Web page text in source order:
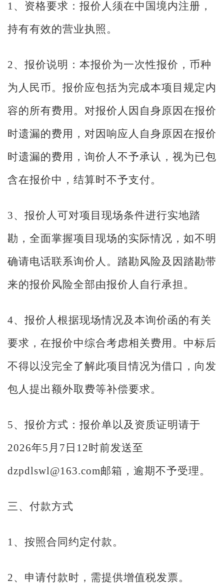
1、资格要求：报价人须在中国境内注册，
持有有效的营业执照。
2、报价说明：本报价为一次性报价，币种
为人民币。报价应包括为完成本项目规定内
容的所有费用。对报价人因自身原因在报价
时遗漏的费用，对因响应人自身原因在报价
时遗漏的费用，询价人不予承认，视为已包
含在报价中，结算时不予支付。
3、报价人可对项目现场条件进行实地踏
勘，全面掌握项目现场的实际情况，如不明
确请电话联系询价人。踏勘风险及因踏勘带
来的报价风险全部由报价人自行承担。
4、报价人根据现场情况及本询价函的有关
要求，在报价中综合考虑相关费用。中标后
不得以没完全了解此项目情况为借口，向发
包人提出额外取费等补偿要求。
5、报价方式：报价单以及资质证明请于
2026年5月7日12时前发送至
dzpdlswl@163.com邮箱，逾期不予受理。
三、付款方式
1、按照合同约定付款。
2、申请付款时，需提供增值税发票。